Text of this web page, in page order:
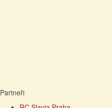
Partneři